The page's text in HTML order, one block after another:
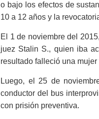
o bajo los efectos de
10 a 12 años y la
El 1 de noviembre del
juez Stalin S., quien iba
resultado falleció una
Luego, el 25 de
conductor del bus
con prisión preventiva.